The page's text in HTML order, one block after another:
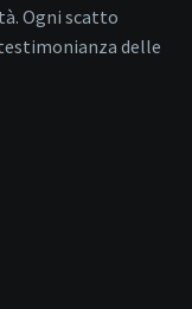
Ogni scatto
delle